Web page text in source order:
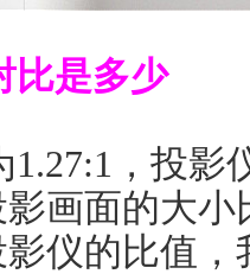
比是多少
1.27:1，投
画面的大
仪的比值